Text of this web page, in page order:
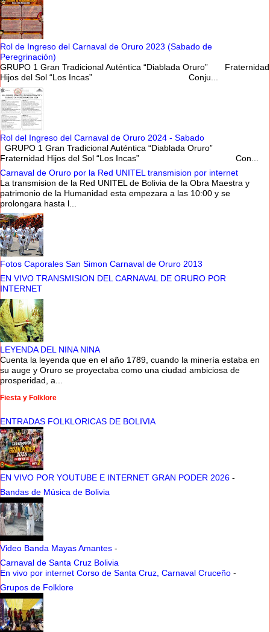
Rol de Ingreso del Carnaval de Oruro 2023 (Sabado de
Peregrinación)
GRUPO 1 Gran Tradicional Auténtica “Diablada Oruro” Fraternidad
Hijos del Sol “Los Incas” Conju...
Rol del Ingreso del Carnaval de Oruro 2024 - Sabado
GRUPO 1 Gran Tradicional Auténtica “Diablada Oruro”
Fraternidad Hijos del Sol “Los Incas” Con...
Carnaval de Oruro por la Red UNITEL transmision por internet
La transmision de la Red UNITEL de Bolivia de la Obra Maestra y
patrimonio de la Humanidad esta empezara a las 10:00 y se
prolongara hasta l...
Fotos Caporales San Simon Carnaval de Oruro 2013
EN VIVO TRANSMISION DEL CARNAVAL DE ORURO POR
INTERNET
LEYENDA DEL NINA NINA
Cuenta la leyenda que en el año 1789, cuando la minería estaba en
su auge y Oruro se proyectaba como una ciudad ambiciosa de
prosperidad, a...
Fiesta y Folklore
ENTRADAS FOLKLORICAS DE BOLIVIA
EN VIVO POR YOUTUBE E INTERNET GRAN PODER 2026 -
Bandas de Música de Bolivia
Video Banda Mayas Amantes -
Carnaval de Santa Cruz Bolivia
En vivo por internet Corso de Santa Cruz, Carnaval Cruceño -
Grupos de Folklore